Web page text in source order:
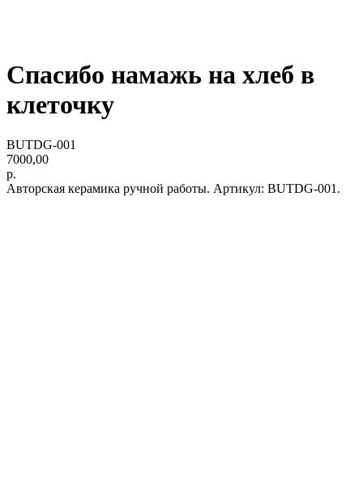
Спасибо намажь на хлеб в
клеточку
BUTDG-001
7000,00
р.
Авторская керамика ручной работы. Артикул: BUTDG-001.